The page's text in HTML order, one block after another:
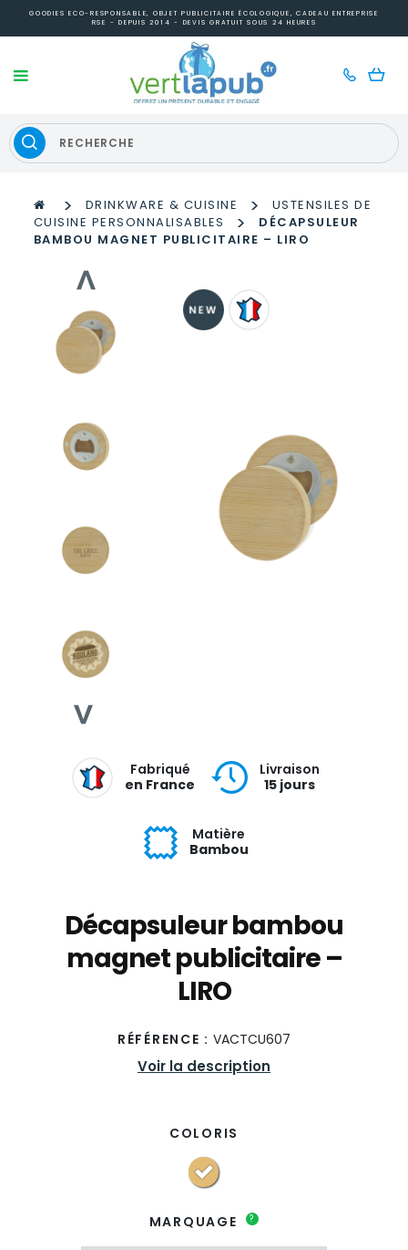
GOODIES ECO-RESPONSABLE, OBJET PUBLICITAIRE ÉCOLOGIQUE, CADEAU ENTREPRISE
RSE - DEPUIS 2014 - DEVIS GRATUIT SOUS 24 HEURES
> DRINKWARE & CUISINE >
USTENSILES DE
CUISINE PERSONNALISABLES
>
DÉCAPSULEUR
BAMBOU MAGNET PUBLICITAIRE – LIRO
Fabriqué
en France
Livraison
15 jours
Matière
Bambou
Décapsuleur bambou
magnet publicitaire –
LIRO
RÉFÉRENCE : VACTCU607
Voir la description
COLORIS
MARQUAGE ?